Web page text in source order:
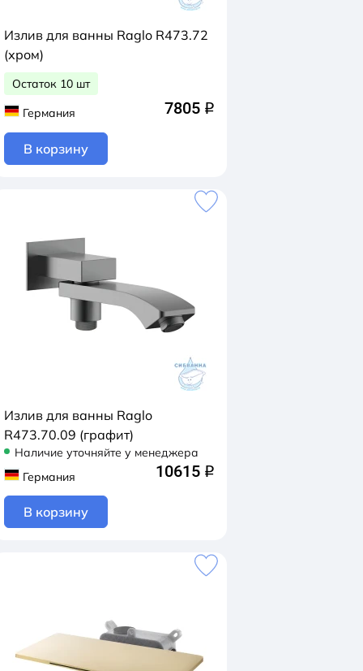
Излив для ванны Raglo R473.72
(хром)
Остаток 10 шт
Германия
7805 q
В корзину
Излив для ванны Raglo
R473.70.09 (графит)
Наличие уточняйте у менеджера
Германия
10615 q
В корзину